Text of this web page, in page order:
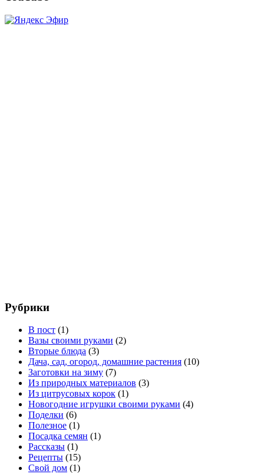
Рубрики
В пост (1)
Вазы своими руками (2)
Вторые блюда (3)
Дача, сад, огород, домашние растения (10)
Заготовки на зиму (7)
Из природных материалов (3)
Из цитрусовых корок (1)
Новогодние игрушки своими руками (4)
Поделки (6)
Полезное (1)
Посадка семян (1)
Рассказы (1)
Рецепты (15)
Свой дом (1)